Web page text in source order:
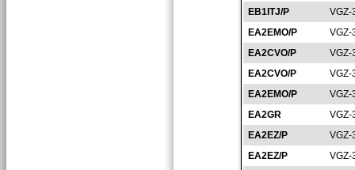
EB1ITJ/P
VGZ-
EA2EMO/P
VGZ-
EA2CVO/P
VGZ-
EA2CVO/P
VGZ-
EA2EMO/P
VGZ-
EA2GR
VGZ-
EA2EZ/P
VGZ-
EA2EZ/P
VGZ-